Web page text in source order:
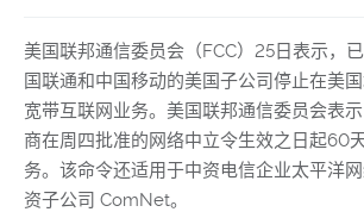
美国联邦通信委员会（FCC）25日表示，
国联通和中国移动的美国子公司停止在美
宽带互联网业务。美国联邦通信委员会表
商在周四批准的网络中立令生效之日起60
务。该命令还适用于中资电信企业太平洋
资子公司 ComNet。